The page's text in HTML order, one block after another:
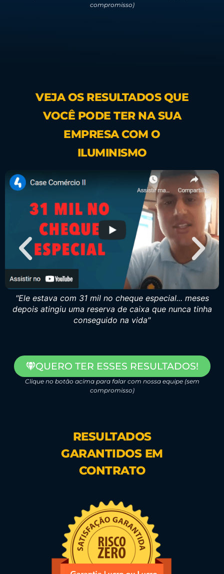
compromisso)
VEJA OS RESULTADOS QUE
VOCÊ PODE TER NA SUA
EMPRESA COM O
ILUMINISMO
"Ele estava com 31 mil no cheque especial... meses
depois atingiu uma reserva de caixa que nunca tinha
conseguido na vida"
QUERO TER ESSES RESULTADOS!
Clique no botão acima para falar com nossa equipe (sem
compromisso)
RESULTADOS
GARANTIDOS EM
CONTRATO